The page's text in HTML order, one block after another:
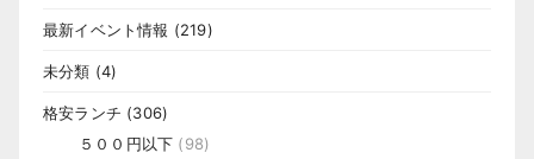
最新イベント情報 (219)
未分類 (4)
格安ランチ (306)
５００円以下 (98)